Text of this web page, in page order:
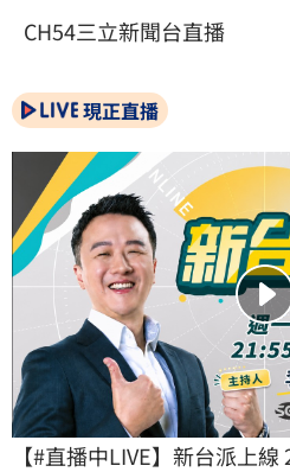
CH54三立新聞台直播
現正直播
【#直播中LIVE】新台派上